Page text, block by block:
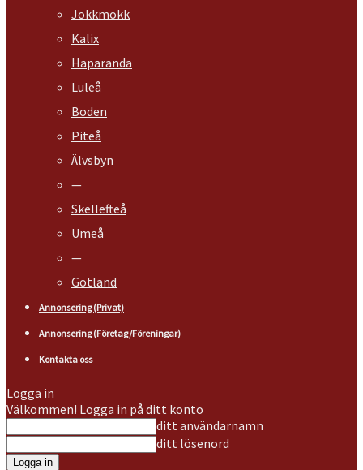
Jokkmokk
Kalix
Haparanda
Luleå
Boden
Piteå
Älvsbyn
—
Skellefteå
Umeå
—
Gotland
Annonsering (Privat)
Annonsering (Företag/Föreningar)
Kontakta oss
Logga in
Välkommen! Logga in på ditt konto
ditt användarnamn
ditt lösenord